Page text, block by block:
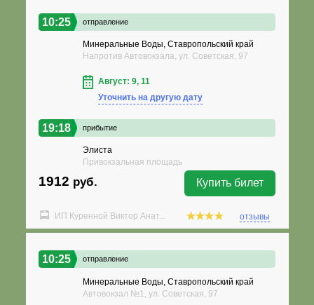
10:25 отправление
Минеральные Воды, Ставропольский край
Напротив Автовокзала, ул. Советская, 97
Август: 9, 11
Уточнить на другую дату
19:18 прибытие
Элиста
Привокзальная площадь
1912 руб. Купить билет
ИП Куренной Виктор Анат... отзывы
10:25 отправление
Минеральные Воды, Ставропольский край
Автовокзал №1, ул. Советская, 97